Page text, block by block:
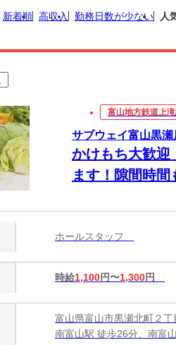
新着順 高収入 勤務日数が少ない 人
富山地方鉄道上
サブウェイ富山黒瀬
かけもち大歓迎
ます！隙間時間
ホールスタッフ
時給1,100円〜1,300円
富山県富山市黒瀬北町２丁
南富山駅 徒歩26分、南富